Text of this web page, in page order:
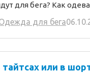
для бега? Как
для бега
или в